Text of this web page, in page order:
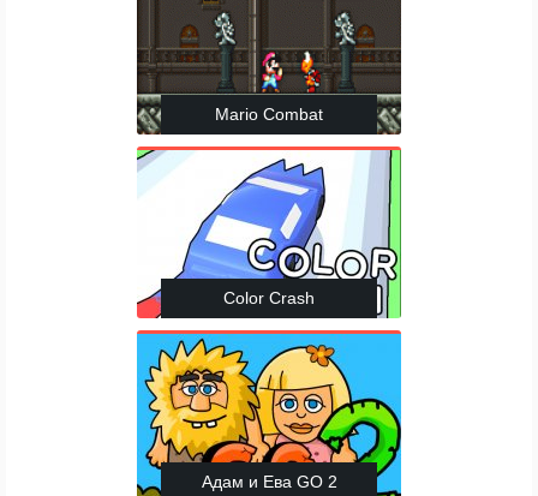
Mario Combat
Color Crash
Адам и Ева GO 2